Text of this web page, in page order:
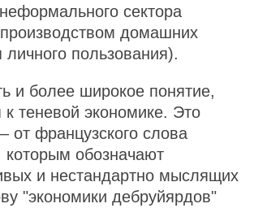
сектора
домашних
личного пользования).
и более широкое понятие,
теневой экономике. Это
от французского слова
которым обозначают
и нестандартно мыслящих
"экономики дебруйярдов"